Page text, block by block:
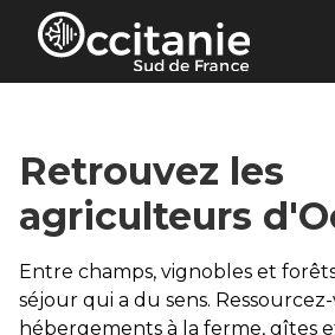
Panneau de gestion des cookies
Retrouvez les
agriculteurs
Entre champs, vignobles et
séjour qui a du sens.
hébergements à la ferme, gîtes